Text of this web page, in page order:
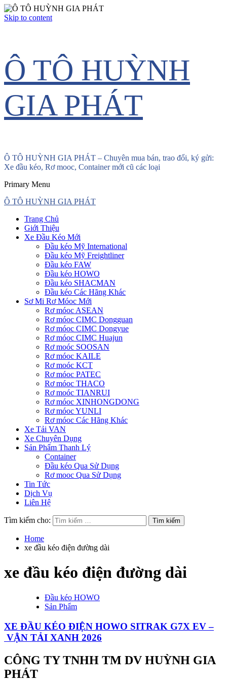
Skip to content
Ô TÔ HUỲNH
GIA PHÁT
Ô TÔ HUỲNH GIA PHÁT – Chuyên mua bán, trao đổi, ký gửi:
Xe đầu kéo, Rơ mooc, Container mới cũ các loại
Primary Menu
Ô TÔ HUỲNH GIA PHÁT
Trang Chủ
Giới Thiệu
Xe Đầu Kéo Mới
Đầu kéo Mỹ International
Đầu kéo Mỹ Freightliner
Đầu kéo FAW
Đầu kéo HOWO
Đầu kéo SHACMAN
Đầu kéo Các Hãng Khác
Sơ Mi Rơ Móoc Mới
Rơ móoc ASEAN
Rơ móoc CIMC Dongguan
Rơ móoc CIMC Dongyue
Rơ móoc CIMC Huajun
Rơ moóc SOOSAN
Rơ móoc KAILE
Rơ moóc KCT
Rơ móoc PATEC
Rơ móoc THACO
Rơ moóc TIANRUI
Rơ móoc XINHONGDONG
Rơ móoc YUNLI
Rơ móoc Các Hãng Khác
Xe Tải VAN
Xe Chuyên Dụng
Sản Phẩm Thanh Lý
Container
Đầu kéo Qua Sử Dụng
Rơ mooc Qua Sử Dụng
Tin Tức
Dịch Vụ
Liên Hệ
Tìm kiếm cho:
Home
xe đầu kéo điện đường dài
xe đầu kéo điện đường dài
Đầu kéo HOWO
Sản Phẩm
XE ĐẦU KÉO ĐIỆN HOWO SITRAK G7X EV –
VẬN TẢI XANH 2026
CÔNG TY TNHH TM DV HUỲNH GIA
PHÁT